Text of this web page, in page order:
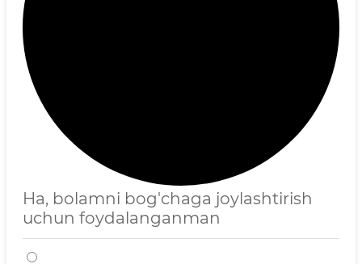
Ha, bolamni bog'chaga joylashtirish
uchun foydalanganman